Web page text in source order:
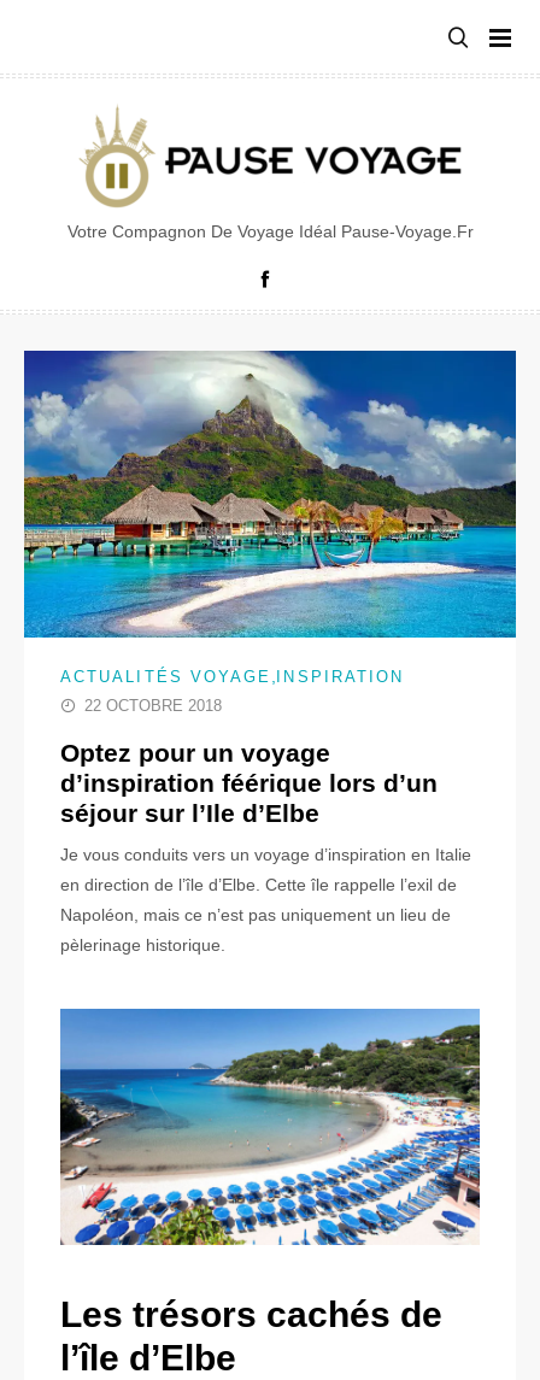
contenu
Votre Compagnon De Voyage Idéal Pause-Voyage.fr
ACTUALITÉS VOYAGE , INSPIRATION
22 OCTOBRE 2018
Optez pour un voyage
d’inspiration féérique lors d’un
séjour sur l’Ile d’Elbe
Je vous conduits vers un voyage d’inspiration en Italie
en direction de l’île d’Elbe. Cette île rappelle l’exil de
Napoléon, mais ce n’est pas uniquement un lieu de
pèlerinage historique.
Les trésors cachés de
l’île d’Elbe